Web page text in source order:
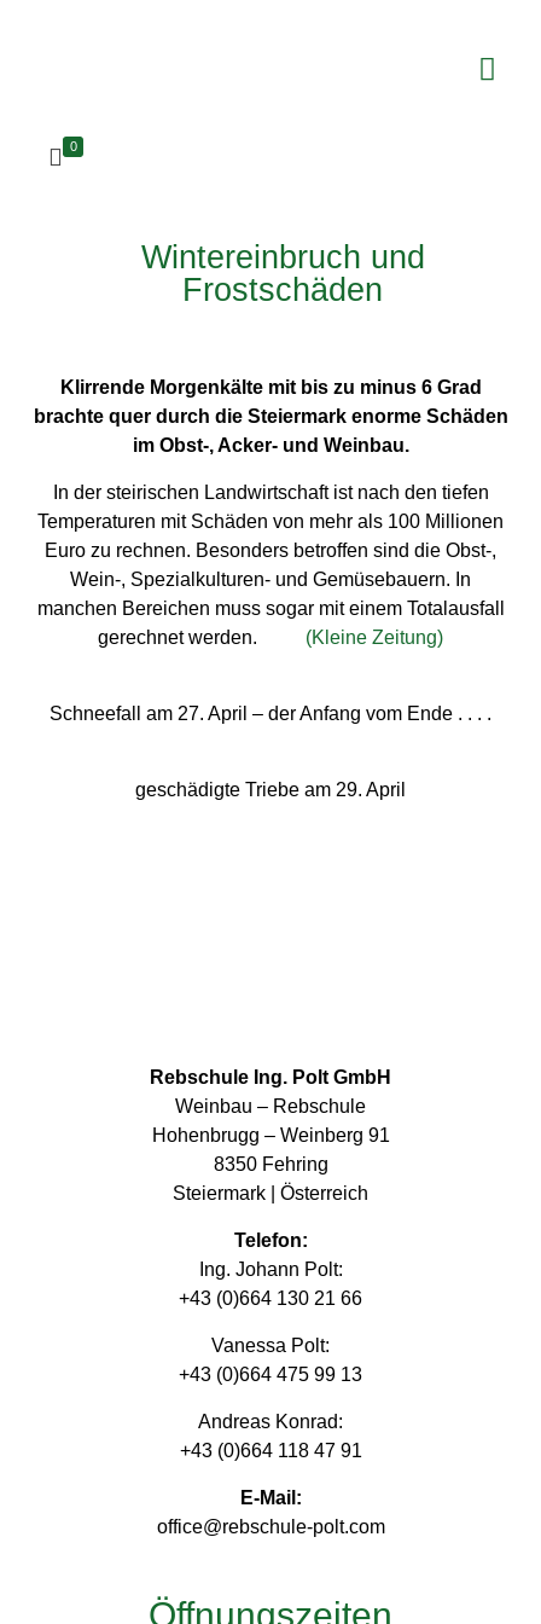
0
Wintereinbruch und
Frostschäden
Klirrende Morgenkälte mit bis zu minus 6 Grad
brachte quer durch die Steiermark enorme Schäden
im Obst-, Acker- und Weinbau.
In der steirischen Landwirtschaft ist nach den tiefen
Temperaturen mit Schäden von mehr als 100 Millionen
Euro zu rechnen. Besonders betroffen sind die Obst-,
Wein-, Spezialkulturen- und Gemüsebauern. In
manchen Bereichen muss sogar mit einem Totalausfall
gerechnet werden. (Kleine Zeitung)
Schneefall am 27. April – der Anfang vom Ende . . . .
geschädigte Triebe am 29. April
Rebschule Ing. Polt GmbH
Weinbau – Rebschule
Hohenbrugg – Weinberg 91
8350 Fehring
Steiermark | Österreich
Telefon:
Ing. Johann Polt:
+43 (0)664 130 21 66
Vanessa Polt:
+43 (0)664 475 99 13
Andreas Konrad:
+43 (0)664 118 47 91
E-Mail:
office@rebschule-polt.com
Öffnungszeiten